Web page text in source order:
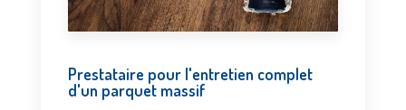
Prestataire pour l'entretien complet
d'un parquet massif